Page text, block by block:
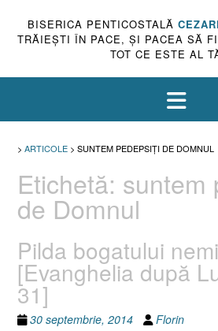
BISERICA PENTICOSTALĂ
TRĂIEŞTI ÎN PACE, ŞI PACEA SĂ
TOT CE ESTE AL
> ARTICOLE > SUNTEM PEDEPSIŢI DE DOMNUL
Etichetă: suntem
de Domnul
Pilda bogatului
[Evanghelia după
31]
30 septembrie, 2014 Florin